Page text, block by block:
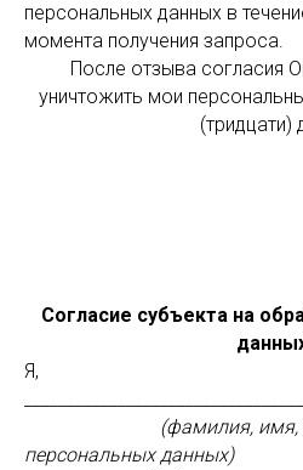
персональных данных в
момента получения запроса.
После отзыва согласия
уничтожить мои
(тридцати)
Согласие субъекта на
Я,
(фамилия, имя,
персональных данных)